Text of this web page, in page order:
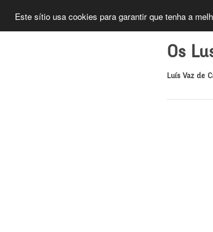
Este sítio usa cookies para garantir que tenha a
Os
Luís Vaz de